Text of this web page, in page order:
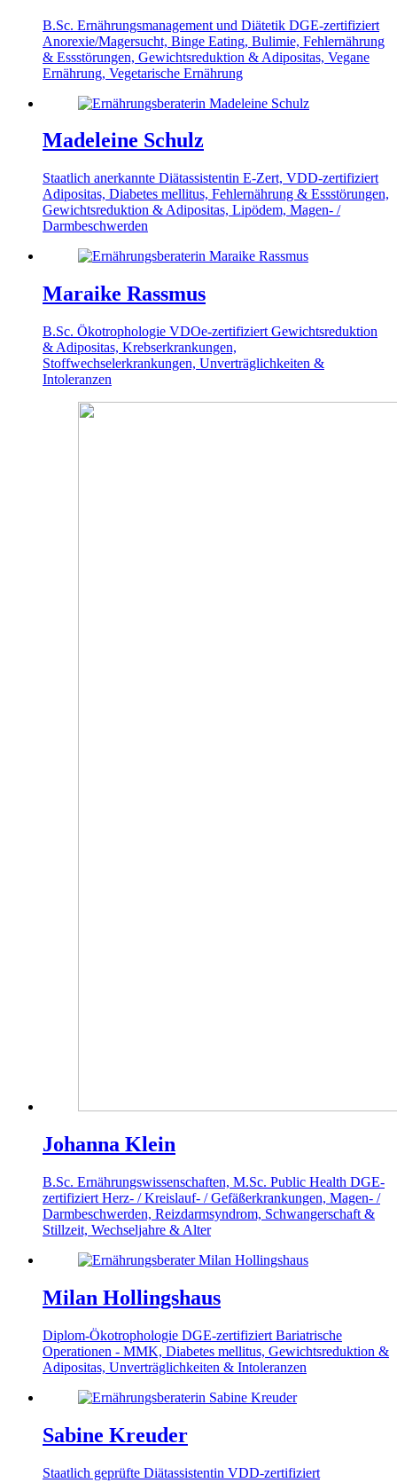
B.Sc. Ernährungsmanagement und Diätetik DGE-zertifiziert
Anorexie/Magersucht, Binge Eating, Bulimie, Fehlernährung
& Essstörungen, Gewichtsreduktion & Adipositas, Vegane
Ernährung, Vegetarische Ernährung
Madeleine Schulz
Staatlich anerkannte Diätassistentin E-Zert, VDD-zertifiziert
Adipositas, Diabetes mellitus, Fehlernährung & Essstörungen,
Gewichtsreduktion & Adipositas, Lipödem, Magen- /
Darmbeschwerden
Maraike Rassmus
B.Sc. Ökotrophologie VDOe-zertifiziert Gewichtsreduktion
& Adipositas, Krebserkrankungen,
Stoffwechselerkrankungen, Unverträglichkeiten &
Intoleranzen
Johanna Klein
B.Sc. Ernährungswissenschaften, M.Sc. Public Health DGE-
zertifiziert Herz- / Kreislauf- / Gefäßerkrankungen, Magen- /
Darmbeschwerden, Reizdarmsyndrom, Schwangerschaft &
Stillzeit, Wechseljahre & Alter
Milan Hollingshaus
Diplom-Ökotrophologie DGE-zertifiziert Bariatrische
Operationen - MMK, Diabetes mellitus, Gewichtsreduktion &
Adipositas, Unverträglichkeiten & Intoleranzen
Sabine Kreuder
Staatlich geprüfte Diätassistentin VDD-zertifiziert